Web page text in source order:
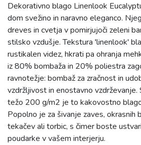
Dekorativno blago Linenlook
dom svežino in naravno eleganco.
dreves in cvetja v pomirjujoči zeleni
stilsko vzdušje. Tekstura 'linenlook'
rustikalen videz, hkrati pa ohranja
iz 80% bombaža in 20% poliestra
ravnotežje: bombaž za zračnost in
vzdržljivost in enostavno vzdrževanje.
težo 200 g/m2 je to kakovostno
Popolno je za šivanje zaves, okrasnih
tekačev ali torbic, s čimer boste
poudarke v vašem interjerju.